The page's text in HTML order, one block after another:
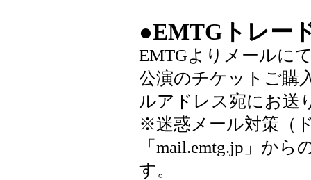
●EMTG トレー
EMTGよりメールに
公演のチケットご購
ルアドレス宛にお送
※迷惑メール対策（
「mail.emtg.jp」か
す。